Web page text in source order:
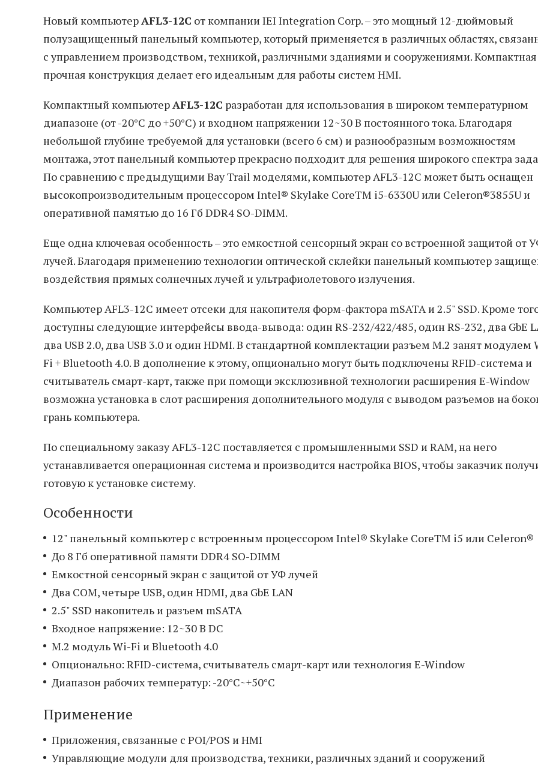
Новый компьютерAFL3-12C от компании IEI Integration Corp. – это мощный 12-дюймовый
полузащищенный панельный компьютер, который применяется в различных областях,
с управлением производством, техникой, различными зданиями и сооружениями.
прочная конструкция делает его идеальным для работы систем HMI.
Компактный компьютерAFL3-12C разработан для использования в широком температурном
диапазоне (от -20°C до +50°C) и входном напряжении 12~30 В постоянного тока. Благодаря
небольшой глубине требуемой для установки (всего 6 см) и разнообразным возможностям
монтажа, этот панельный компьютер прекрасно подходит для решения широкого спектра
По сравнению с предыдущими Bay Trail моделями, компьютер AFL3-12C может быть оснащен
высокопроизводительным процессором Intel® Skylake CoreTM i5-6330U или Celeron®3855U и
оперативной памятью до 16 Гб DDR4 SO-DIMM.
Еще одна ключевая особенность – это емкостной сенсорный экран со встроенной защитой от
лучей. Благодаря применению технологии оптической склейки панельный компьютер
воздействия прямых солнечных лучей и ультрафиолетового излучения.
Компьютер AFL3-12C имеет отсеки для накопителя форм-фактора mSATA и 2.5" SSD. Кроме
доступны следующие интерфейсы ввода-вывода: один RS-232/422/485, один RS-232, два GbE
два USB 2.0, два USB 3.0 и один HDMI. В стандартной комплектации разъем M.2 занят модулем
Fi + Bluetooth 4.0. В дополнение к этому, опционально могут быть подключены RFID-система и
считыватель смарт-карт, также при помощи эксклюзивной технологии расширения E-Window
возможна установка в слот расширения дополнительного модуля с выводом разъемов на
грань компьютера.
По специальному заказу AFL3-12C поставляется с промышленными SSD и RAM, на него
устанавливается операционная система и производится настройка BIOS, чтобы заказчик
готовую к установке систему.
Особенности
12" панельный компьютер с встроенным процессором Intel® Skylake CoreTM i5 или Celeron®
До 8 Гб оперативной памяти DDR4 SO-DIMM
Емкостной сенсорный экран с защитой от УФ лучей
Два COM, четыре USB, один HDMI, два GbE LAN
2.5" SSD накопитель и разъем mSATA
Входное напряжение: 12~30 В DC
M.2 модуль Wi-Fi и Bluetooth 4.0
Опционально: RFID-система, считыватель смарт-карт или технология E-Window
Диапазон рабочих температур: -20°C~+50°C
Применение
Приложения, связанные с POI/POS и HMI
Управляющие модули для производства, техники, различных зданий и сооружений